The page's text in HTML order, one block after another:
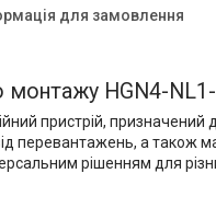
для замовлення
HGN4-NL1-
пристрій,
перевантажень, а також
рішенням для